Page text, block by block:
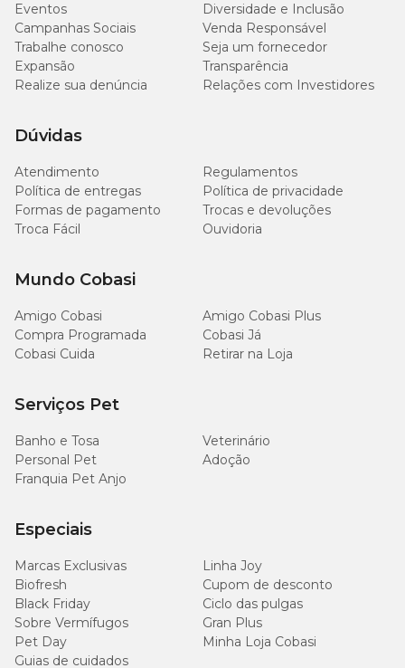
36 Litros - 7 garrafas pet de 2L ou 54 latinhas de 350ml
Eventos
Diversidade e Inclusão
Campanhas Sociais
Venda Responsável
Trabalhe conosco
Seja um fornecedor
Expansão
Transparência
Realize sua denúncia
Relações com Investidores
Dúvidas
Atendimento
Regulamentos
Política de entregas
Política de privacidade
Formas de pagamento
Trocas e devoluções
Troca Fácil
Ouvidoria
Mundo Cobasi
Amigo Cobasi
Amigo Cobasi Plus
Compra Programada
Cobasi Já
Cobasi Cuida
Retirar na Loja
Serviços Pet
Banho e Tosa
Veterinário
Personal Pet
Adoção
Franquia Pet Anjo
Especiais
Marcas Exclusivas
Linha Joy
Biofresh
Cupom de desconto
Black Friday
Ciclo das pulgas
Sobre Vermífugos
Gran Plus
Pet Day
Minha Loja Cobasi
Guias de cuidados